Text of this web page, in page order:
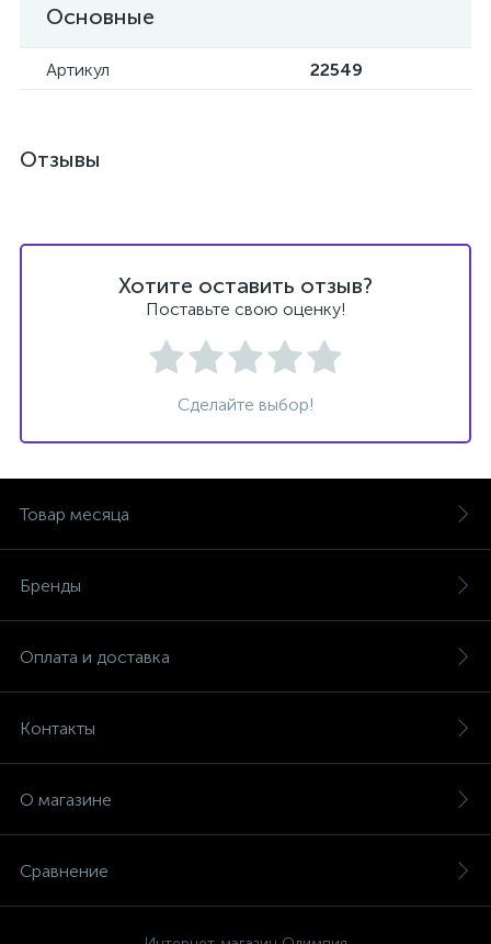
Основные
Артикул 22549
Отзывы
Хотите оставить отзыв?
Поставьте свою оценку!
Сделайте выбор!
Товар месяца
Бренды
Оплата и доставка
Контакты
О магазине
Сравнение